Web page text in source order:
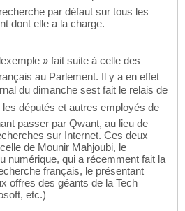
par défaut sur tous les
dont elle a la charge.
» fait suite à celle des
au Parlement. Il y a en effet
du dimanche sest fait le relais de
les députés et autres employés de
passer par Qwant, au lieu de
sur Internet. Ces deux
de Mounir Mahjoubi, le
numérique, qui a récemment fait la
français, le présentant
offres des géants de la Tech
etc.)